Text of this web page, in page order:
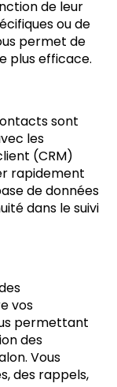
de leur
ou de
permet de
plus efficace.
sont
les
(CRM)
rapidement
de données
dans le suivi
vos
permettant
des
Vous
des rappels,